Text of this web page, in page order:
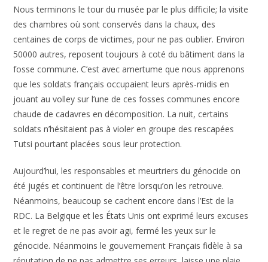
Nous terminons le tour du musée par le plus difficile; la visite
des chambres où sont conservés dans la chaux, des
centaines de corps de victimes, pour ne pas oublier. Environ
50000 autres, reposent toujours à coté du bâtiment dans la
fosse commune. C’est avec amertume que nous apprenons
que les soldats français occupaient leurs après-midis en
jouant au volley sur l’une de ces fosses communes encore
chaude de cadavres en décomposition. La nuit, certains
soldats n’hésitaient pas à violer en groupe des rescapées
Tutsi pourtant placées sous leur protection.
Aujourd’hui, les responsables et meurtriers du génocide on
été jugés et continuent de l’être lorsqu’on les retrouve.
Néanmoins, beaucoup se cachent encore dans l’Est de la
RDC. La Belgique et les États Unis ont exprimé leurs excuses
et le regret de ne pas avoir agi, fermé les yeux sur le
génocide. Néanmoins le gouvernement Français fidèle à sa